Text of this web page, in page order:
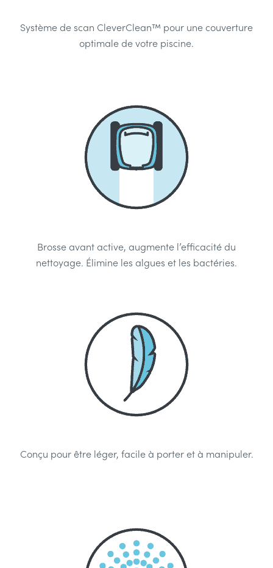
Système de scan CleverClean™ pour une couverture
optimale de votre piscine.
Brosse avant active, augmente l’efficacité du
nettoyage. Élimine les algues et les bactéries.
Conçu pour être léger, facile à porter et à manipuler.